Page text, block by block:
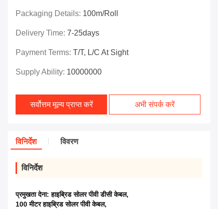
Packaging Details: 100m/roll
Delivery Time: 7-25days
Payment Terms: T/T, L/C At Sight
Supply Ability: 10000000
सर्वोत्तम मूल्य प्राप्त करें अभी संपर्क करें
विनिर्देश विवरण
विनिर्देश
प्रमुखता देना:हाइब्रिड सोलर पीवी डीसी केबल,
100 मीटर हाइब्रिड सोलर पीवी केबल,